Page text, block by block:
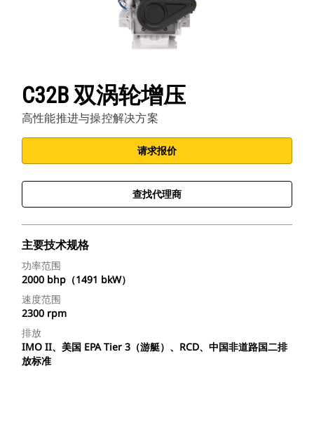
C32B 双涡轮增压
高性能推进与操控解决方案
请求报价
查找代理商
主要技术规格
功率范围
2000 bhp（1491 bkW）
速度范围
2300 rpm
排放
IMO II、美国 EPA Tier 3（游艇）、RCD、中国非道路国二排
放标准